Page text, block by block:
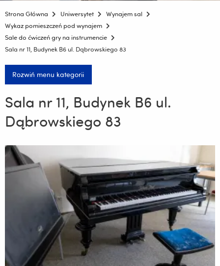
Strona Główna Uniwersytet
Wynajem sal
Wykaz pomieszczeń pod wynajem
Sale do ćwiczeń gry na instrumencie
Sala nr 11, Budynek B6 ul. Dąbrowskiego 83
Rozwiń menu kategorii
Sala nr 11, Budynek B6 ul.
Dąbrowskiego 83